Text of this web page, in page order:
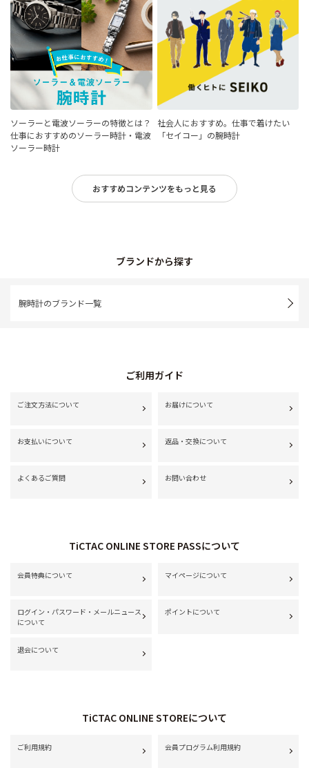
ソーラーと電波ソーラーの特徴とは？
仕事におすすめのソーラー時計・電波
ソーラー時計
社会人におすすめ。仕事で着けたい
「セイコー」の腕時計
おすすめコンテンツをもっと見る
ブランドから探す
腕時計のブランド一覧
ご利用ガイド
ご注文方法について お届けについて
お支払いについて 返品・交換について
よくあるご質問 お問い合わせ
TiCTAC ONLINE STORE PASSについて
会員特典について マイページについて
ログイン・パスワード・メールニュース
について
ポイントについて
退会について
TiCTAC ONLINE STOREについて
ご利用規約 会員プログラム利用規約